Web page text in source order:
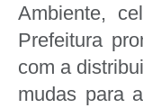
Ambiente,
Prefeitura
com a
mudas para